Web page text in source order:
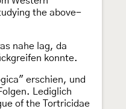
the above-
nahe lag, da
konnte.
erschien, und
Lediglich
of the Tortricidae